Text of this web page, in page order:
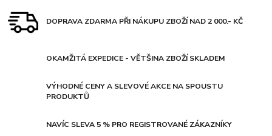
DOPRAVA ZDARMA PŘI NÁKUPU ZBOŽÍ NAD 2 000.- KČ
OKAMŽITÁ EXPEDICE - VĚTŠINA ZBOŽÍ SKLADEM
VÝHODNÉ CENY A SLEVOVÉ AKCE NA SPOUSTU
PRODUKTŮ
NAVÍC SLEVA 5 % PRO REGISTROVANÉ ZÁKAZNÍKY